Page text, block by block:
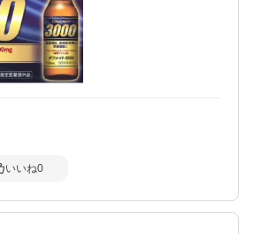
いいね0